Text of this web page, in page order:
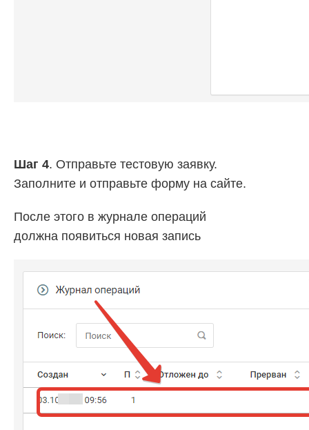
Шаг 4. Отправьте тестовую заявку.
Заполните и отправьте форму на сайте.
После этого в журнале операций
должна появиться новая запись